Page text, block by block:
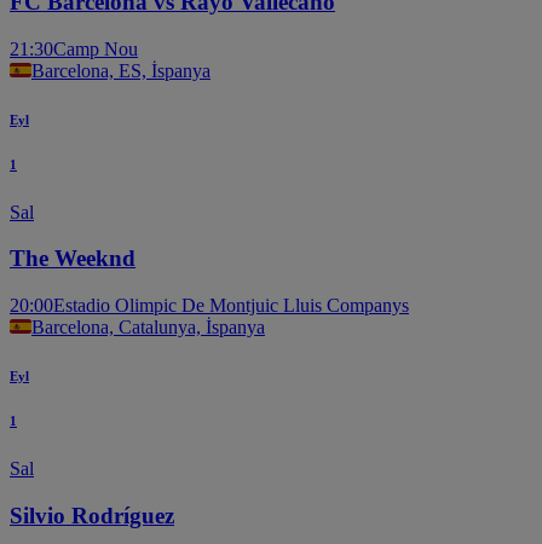
21:30Camp Nou
Barcelona, ES, İspanya
Eyl
1
Sal
The Weeknd
20:00Estadio Olimpic De Montjuic Lluis Companys
Barcelona, Catalunya, İspanya
Eyl
1
Sal
Silvio Rodríguez